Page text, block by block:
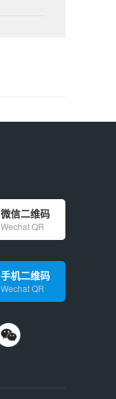
微信二维码
Wechat QR
手机二维码
Wechat QR